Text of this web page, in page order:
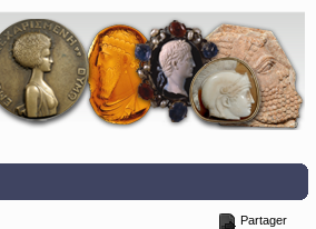
Partager